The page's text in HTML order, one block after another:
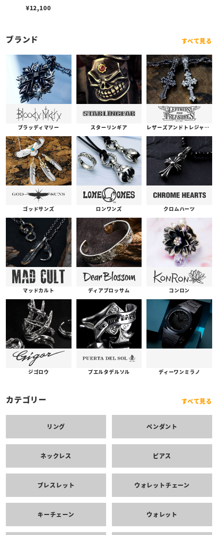
¥12,100
ブランド すべて見る
ブラッディマリー スターリンギア レザーズアンドトレジャーズ
ゴッドサンズ ロンワンズ クロムハーツ
マッドカルト ディアブロッサム コンロン
ジゴロウ プエルタデルソル ディーワンミラノ
カテゴリー すべて見る
リング ペンダント
ネックレス ピアス
ブレスレット ウォレットチェーン
キーチェーン ウォレット